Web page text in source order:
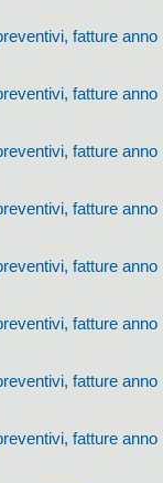
fatture anno
fatture anno
fatture anno
fatture anno
fatture anno
fatture anno
fatture anno
fatture anno